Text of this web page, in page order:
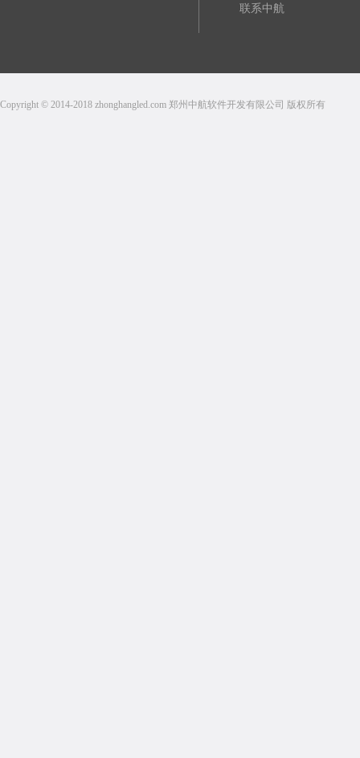
联系中航
Copyright © 2014-2018 zhonghangled.com 郑州中航软件开发有限公司 版权所有